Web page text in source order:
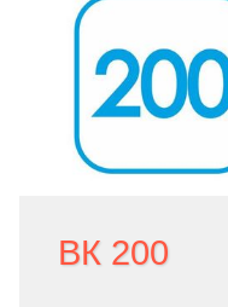
ВК 200